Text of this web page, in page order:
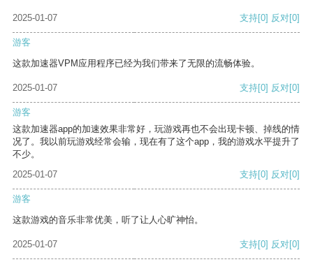
2025-01-07 支持[0] 反对[0]
游客
这款加速器VPM应用程序已经为我们带来了无限的流畅体验。
2025-01-07 支持[0] 反对[0]
游客
这款加速器app的加速效果非常好，玩游戏再也不会出现卡顿、掉线的情
况了。我以前玩游戏经常会输，现在有了这个app，我的游戏水平提升了
不少。
2025-01-07
支持[0] 反对[0]
游客
这款游戏的音乐非常优美，听了让人心旷神怡。
2025-01-07 支持[0] 反对[0]